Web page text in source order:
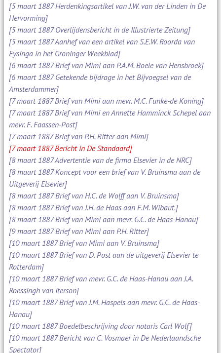
[5 maart 1887 Herdenkingsartikel van J.W. van der Linden in De
Hervorming]
[5 maart 1887 Overlijdensbericht in de Illustrierte Zeitung]
[5 maart 1887 Aanhef van een artikel van S.E.W. Roorda van
Eysinga in het Groninger Weekblad]
[6 maart 1887 Brief van Mimi aan P.A.M. Boele van Hensbroek]
[6 maart 1887 Getekende bijdrage in het Bijvoegsel van de
Amsterdammer]
[7 maart 1887 Brief van Mimi aan mevr. M.C. Funke-de Koning]
[7 maart 1887 Brief van Mimi en Annette Hamminck Schepel aan
mevr. F. Faassen-Post]
[7 maart 1887 Brief van P.H. Ritter aan Mimi]
[7 maart 1887 Bericht in De Standaard]
[8 maart 1887 Advertentie van de firma Elsevier in de NRC]
[8 maart 1887 Koncept voor een brief van V. Bruinsma aan de
Uitgeverij Elsevier]
[8 maart 1887 Brief van H.C. de Wolff aan V. Bruinsma]
[8 maart 1887 Brief van J.H. de Haas aan F.M. Wibaut.]
[8 maart 1887 Brief van Mimi aan mevr. G.C. de Haas-Hanau]
[9 maart 1887 Brief van Mimi aan P.H. Ritter]
[10 maart 1887 Brief van Mimi aan V. Bruinsma]
[10 maart 1887 Brief van D. Post aan de uitgeverij Elsevier te
Rotterdam]
[10 maart 1887 Brief van mevr. G.C. de Haas-Hanau aan J.A.
Roessingh van Iterson]
[10 maart 1887 Brief van J.M. Haspels aan mevr. G.C. de Haas-
Hanau]
[10 maart 1887 Boedelbeschrijving door notaris Carl Wolf]
[10 maart 1887 Bericht van C. Vosmaer in De Nederlaandsche
Spectator]